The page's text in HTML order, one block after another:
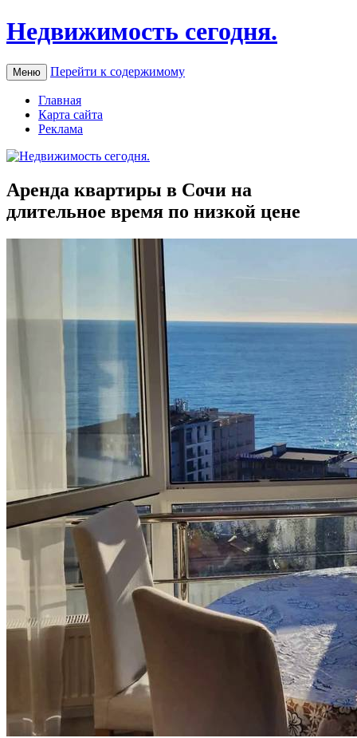
Недвижимость сегодня.
Меню Перейти к содержимому
Главная
Карта сайта
Реклама
Аренда квартиры в Сочи на
длительное время по низкой цене